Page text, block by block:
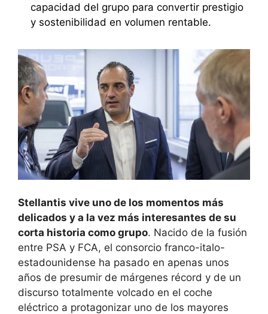
capacidad del grupo para convertir prestigio
y sostenibilidad en volumen rentable.
Stellantis vive uno de los momentos más
delicados y a la vez más interesantes de su
corta historia como grupo. Nacido de la fusión
entre PSA y FCA, el consorcio franco-italo-
estadounidense ha pasado en apenas unos
años de presumir de márgenes récord y de un
discurso totalmente volcado en el coche
eléctrico a protagonizar uno de los mayores